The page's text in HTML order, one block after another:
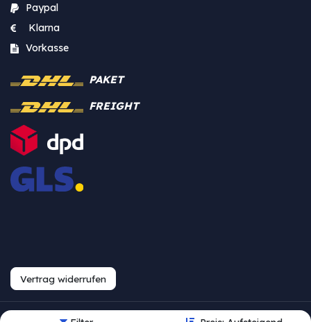
Paypal
Klarna
Vorkasse
PAKET
FREIGHT
Vertrag widerrufen